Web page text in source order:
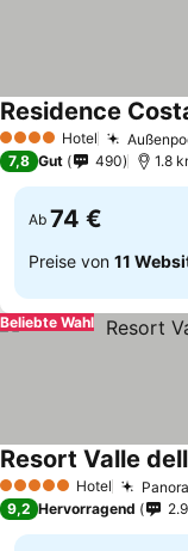
4 Sterne Hotel
Residence
7,8 Gut 490 1.8
Ab 74 €
Preise von 11
Beliebte Wahl
5 Sterne Hotel
Resort Valle
9,2 Hervorragend